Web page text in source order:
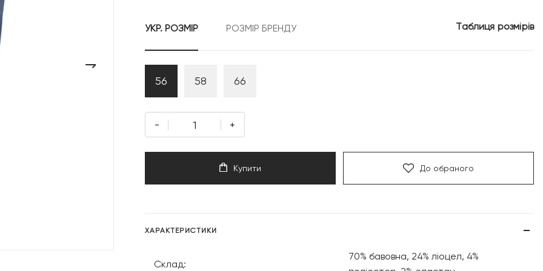
УКР. РОЗМІР РОЗМІР БРЕНДУ Таблиця розмірів
56 58 66
- +
Купити До обраного
ХАРАКТЕРИСТИКИ
Склад:
70% бавовна, 24% ліоцел, 4%